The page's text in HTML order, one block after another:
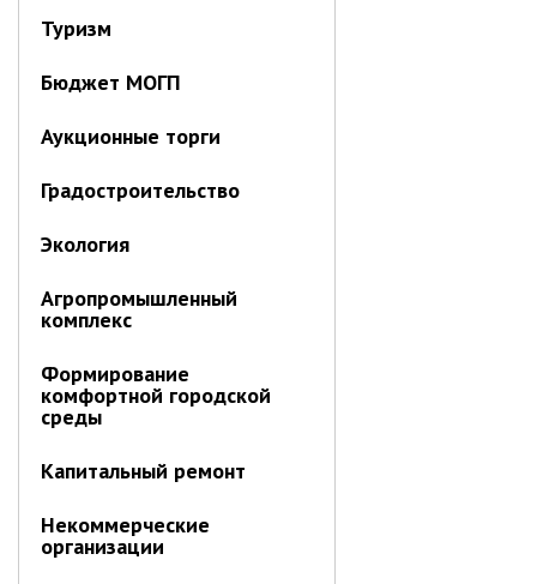
Туризм
Бюджет МОГП
Аукционные торги
Градостроительство
Экология
Агропромышленный
комплекс
Формирование
комфортной городской
среды
Капитальный ремонт
Некоммерческие
организации